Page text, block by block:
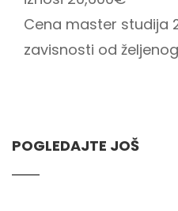
Cena master studija
zavisnosti od
POGLEDAJTE JOŠ